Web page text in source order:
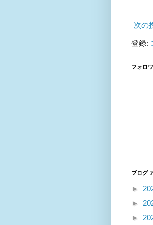
次の
登録:
フォロ
ブログ
►
►
►